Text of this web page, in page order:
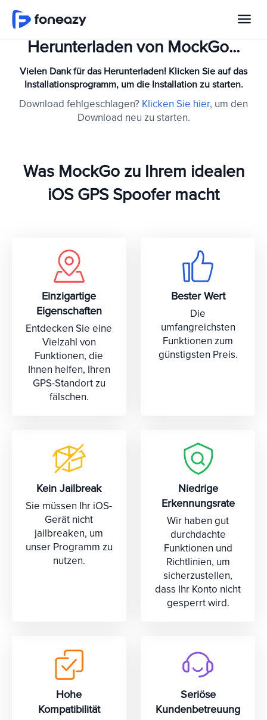
Herunterladen von MockGo...
Vielen Dank für das Herunterladen! Klicken Sie auf das
Installationsprogramm, um die Installation zu starten.
Download fehlgeschlagen? Klicken Sie hier, um den
Download neu zu starten.
Was MockGo zu Ihrem idealen
iOS GPS Spoofer macht
Einzigartige
Eigenschaften
Entdecken Sie eine
Vielzahl von
Funktionen, die
Ihnen helfen, Ihren
GPS-Standort zu
fälschen.
Bester Wert
Die
umfangreichsten
Funktionen zum
günstigsten Preis.
Kein Jailbreak
Sie müssen Ihr iOS-
Gerät nicht
jailbreaken, um
unser Programm zu
nutzen.
Niedrige
Erkennungsrate
Wir haben gut
durchdachte
Funktionen und
Richtlinien, um
sicherzustellen,
dass Ihr Konto nicht
gesperrt wird.
Hohe
Kompatibilität
Seriöse
Kundenbetreuung